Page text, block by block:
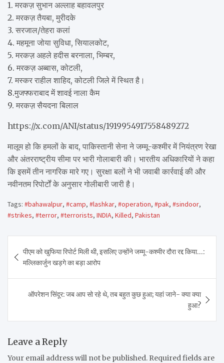
1. मरकज़ सुभान अल्लाह बहावलपुर
2. मरकज़ तैयबा, मुरीदके
3. सरजाल/तेहरा कलां
4. महमूना जोया सुविधा, सियालकोट,
5. मरकज़ अहले हदीस बरनाला, भिम्बर,
6. मरकज़ अब्बास, कोटली,
7. मस्कर राहील शाहिद, कोटली जिले में स्थित है।
8.मुजफ्फराबाद में शावई नाला कैम
9. मरकज़ सैयदना बिलाल
https://x.com/ANI/status/1919954917558489272
मालूम हो कि हमलों के बाद, पाकिस्तानी सेना ने जम्मू-कश्मीर में नियंत्रण रेखा
और अंतरराष्ट्रीय सीमा पर भारी गोलाबारी की। भारतीय अधिकारियों ने कहा
कि इसमें तीन नागरिक मारे गए। सुरक्षा बलों ने भी जवाबी कार्रवाई की और
नवीनतम रिपोर्टों के अनुसार गोलीबारी जारी है।
Tags: #bahawalpur, #camp, #lashkar, #operation, #pak, #sindoor,
#strikes, #terror, #terrorists, INDIA, Killed, Pakistan
navigation
पीएम को खुफिया रिपोर्ट मिली थी, इसलिए उन्होंने जम्मू-कश्मीर दौरा रद्द किया…:
मल्लिकार्जुन खड़गे का बड़ा आरोप
ऑपरेशन सिंदूर: जब आप सो रहे थे, तब बहुत कुछ हुआ; यहां जाने- क्या क्या
हुआ?
Leave a Reply
Your email address will not be published. Required fields are